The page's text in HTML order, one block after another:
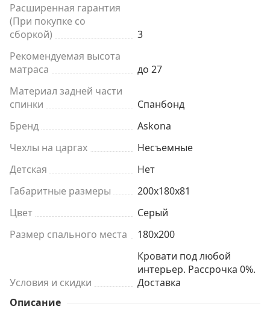
Расширенная гарантия
(При покупке со
сборкой)
3
Рекомендуемая высота
матраса
до 27
Материал задней части
спинки
Спанбонд
Бренд
Askona
Чехлы на царгах
Несъемные
Детская
Нет
Габаритные размеры
200x180x81
Цвет
Серый
Размер спального места
180x200
Условия и скидки
Кровати под любой
интерьер. Рассрочка 0%.
Доставка
Описание